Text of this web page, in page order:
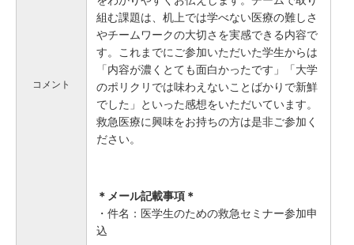
コメント
組む課題は、机上では学べない医療の難しさ
やチームワークの大切さを実感できる内容で
す。これまでにご参加いただいた学生からは
「内容が濃くとても面白かったです」「大学
のポリクリでは味わえないことばかりで新鮮
でした」といった感想をいただいています。
救急医療に興味をお持ちの方は是非ご参加く
ださい。
＊メール記載事項＊
・件名：医学生のための救急セミナー参加申
込